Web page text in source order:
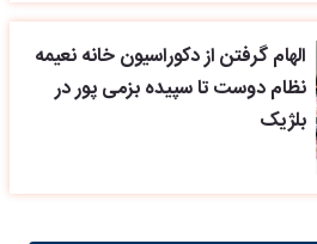
الهام گرفتن از دکوراسیون خانه نعیمه
نظام دوست تا سپیده بزمی پور در
بلژیک